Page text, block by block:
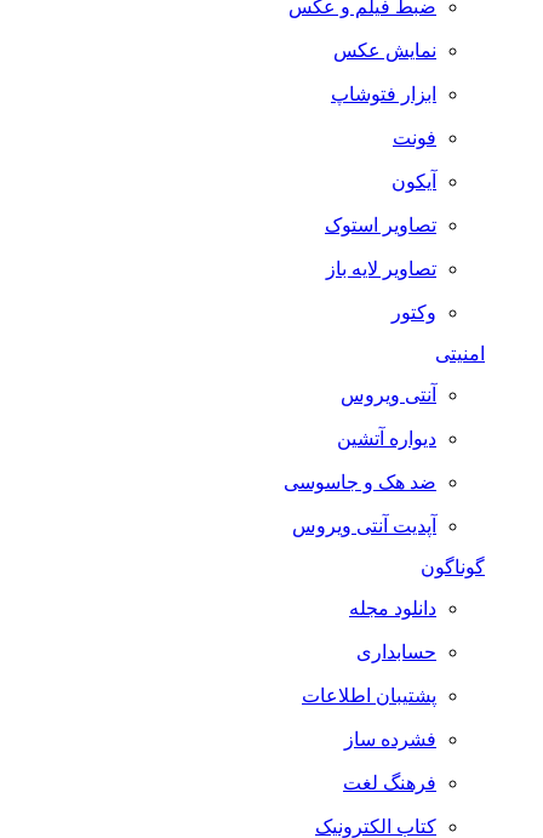
ضبط فيلم و عكس
نمایش عکس
ابزار فتوشاپ
فونت
آیکون
تصاویر استوک
تصاویر لایه باز
وکتور
امنیتی
آنتی ویروس
دیواره آتشین
ضد هک و جاسوسی
آپدیت آنتی ویروس
گوناگون
دانلود مجله
حسابداری
پشتیبان اطلاعات
فشرده ساز
فرهنگ لغت
کتاب الکترونیک